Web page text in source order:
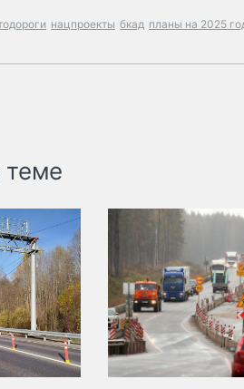
нацпроекты бкад планы на 2025
теме